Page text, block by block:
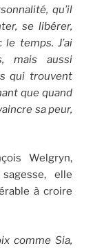
qu’il
se libérer,
temps. J’ai
mais aussi
qui trouvent
que quand
sa peur,
Welgryn,
elle
à croire
comme Sia,